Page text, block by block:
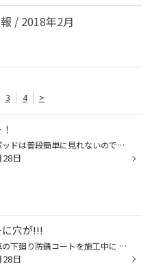
/ 2018年2月
3 4 >
ブレーキパッドは普段簡単に見れないので気になる方もいらっしゃるかと(>_<) なくなっちゃうとディスクに傷が入ったり、ブレーキが効きにくくなったりします(>_<) 気になる方は是非、点検でもお越しください(*^_^*)
28日
穴が!!!
先日、お車の下廻り防錆コートを施工中に なんとサビによるマフラーの腐食で、 穴?亀裂? を発見!! 3千回転まで回すと、モクモクっと 変な所から排気漏れが・・・!! これ渋滞にハマると、車内に排ガスは上がって 来たら大変な事になりますよね。 やはり、こうなる前に防錆処理をしとくのがい いです...
28日